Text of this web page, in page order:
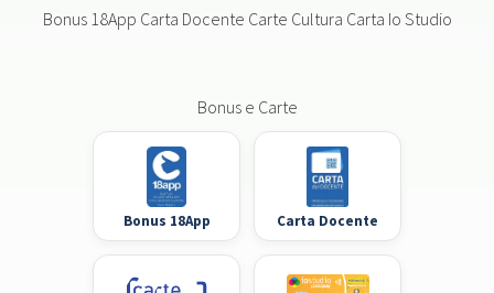
Bonus 18App Carta Docente Carte Cultura Carta Io Studio
Bonus e Carte
Bonus 18App Carta Docente